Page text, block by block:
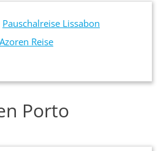
Pauschalreise Lissabon
Azoren Reise
Porto